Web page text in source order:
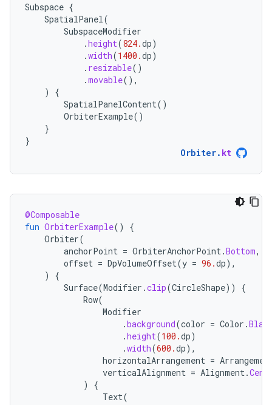
Subspace {
SpatialPanel (
SubspaceModifier
.height(824.dp)
.width(1400.dp)
. resizable()
.movable(),
)
{
SpatialPanelContent()
OrbiterExample()
}
}
Orbiter. kt
@Composable
fun OrbiterExample()
{
Orbiter(
anchorPoint = OrbiterAnchorPoint .Bottom,
offset = DpVolumeOffset(y = 96.dp),
)
{
Surface(Modifier .clip(CircleShape))
{
Row(
Modifier
.background(color = Color .
.height(100.dp)
.width(600.dp),
horizontalArrangement =
verticalAlignment = Alignment .
)
{
Text(